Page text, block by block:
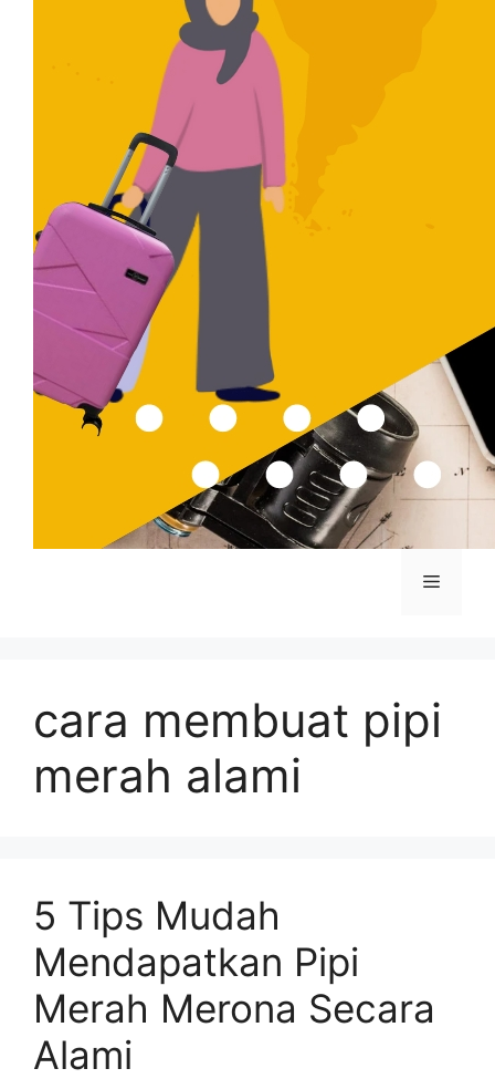
Menu
cara membuat pipi
merah alami
5 Tips Mudah
Mendapatkan Pipi
Merah Merona Secara
Alami